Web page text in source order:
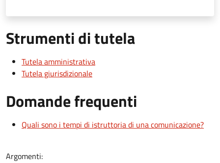
Strumenti di tutela
Tutela amministrativa
Tutela giurisdizionale
Domande frequenti
Quali sono i tempi di istruttoria di una comunicazione?
Argomenti: